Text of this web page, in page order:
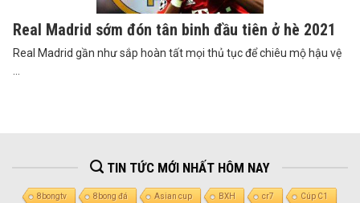
Real Madrid sớm đón tân binh đầu tiên ở hè 2021
Real Madrid gần như sắp hoàn tất mọi thủ tục để chiêu mộ hậu vệ
...
TIN TỨC MỚI NHẤT HÔM NAY
8bongtv 8bong đá Asian cup BXH cr7 Cúp C1